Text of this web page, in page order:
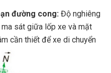
đường cong: Độ nghiêng
sát giữa lốp xe và mặt
cần thiết để xe di chuyển